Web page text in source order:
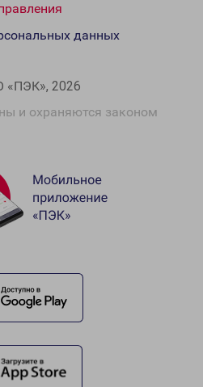
2026
и охраняются законом
данных